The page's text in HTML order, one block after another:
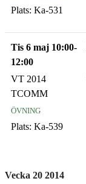
Plats: Ka-531
Tis 6 maj 10:00-
12:00
VT 2014
TCOMM
övning
Plats: Ka-539
Vecka 20 2014